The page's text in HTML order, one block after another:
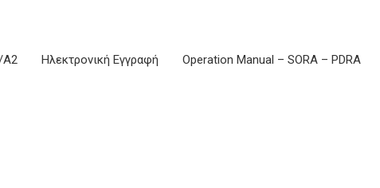
Α2 Ηλεκτρονική Εγγραφή Operation Manual – SORA – PDRA